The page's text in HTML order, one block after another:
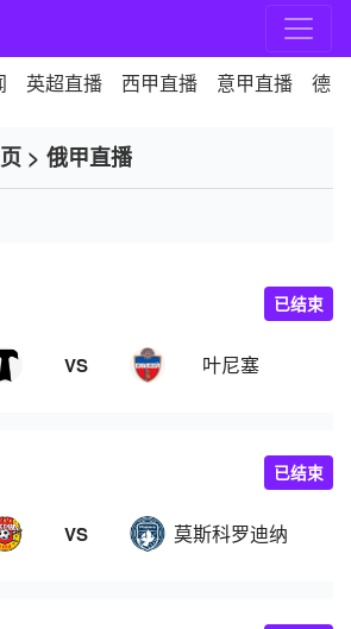
英超直播 西甲直播 意甲直播 德
> 俄甲直播
VS 叶尼塞
已结束
VS 莫斯科罗迪纳
已结束